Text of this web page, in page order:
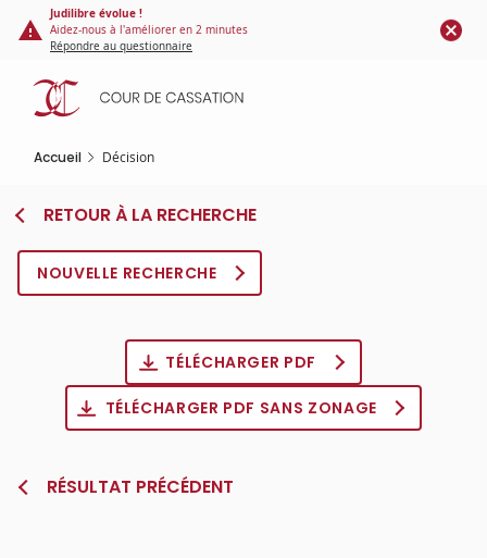
Panneau de gestion des cookies
contenu
principal
Judilibre évolue !
Aidez-nous à l'améliorer en 2 minutes
Répondre au questionnaire
Accueil Décision
RETOUR À LA RECHERCHE
NOUVELLE RECHERCHE
TÉLÉCHARGER PDF
TÉLÉCHARGER PDF SANS ZONAGE
RÉSULTAT PRÉCÉDENT